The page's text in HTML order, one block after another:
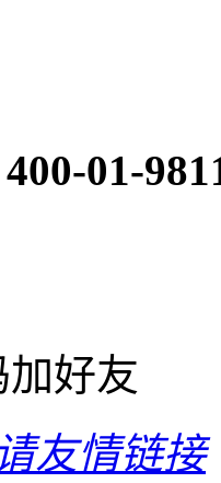
400-01-
加好友
友情链接